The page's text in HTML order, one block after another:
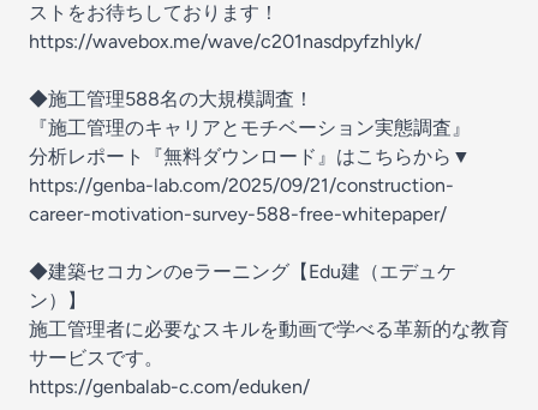
ストをお待ちしております！
https://wavebox.me/wave/c201nasdpyfzhlyk/
◆施工管理588名の大規模調査！
『施工管理のキャリアとモチベーション実態調査』
分析レポート『無料ダウンロード』はこちらから▼
https://genba-lab.com/2025/09/21/construction-
career-motivation-survey-588-free-whitepaper/
◆建築セコカンのeラーニング【Edu建（エデュケ
ン）】
施工管理者に必要なスキルを動画で学べる革新的な教育
サービスです。
https://genbalab-c.com/eduken/